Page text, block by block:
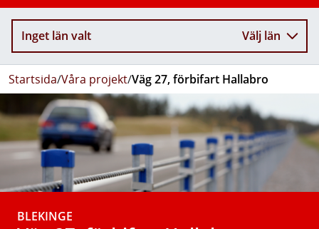
Inget län valt Välj län
Startsida/Våra projekt/Väg 27, förbifart Hallabro
BLEKINGE